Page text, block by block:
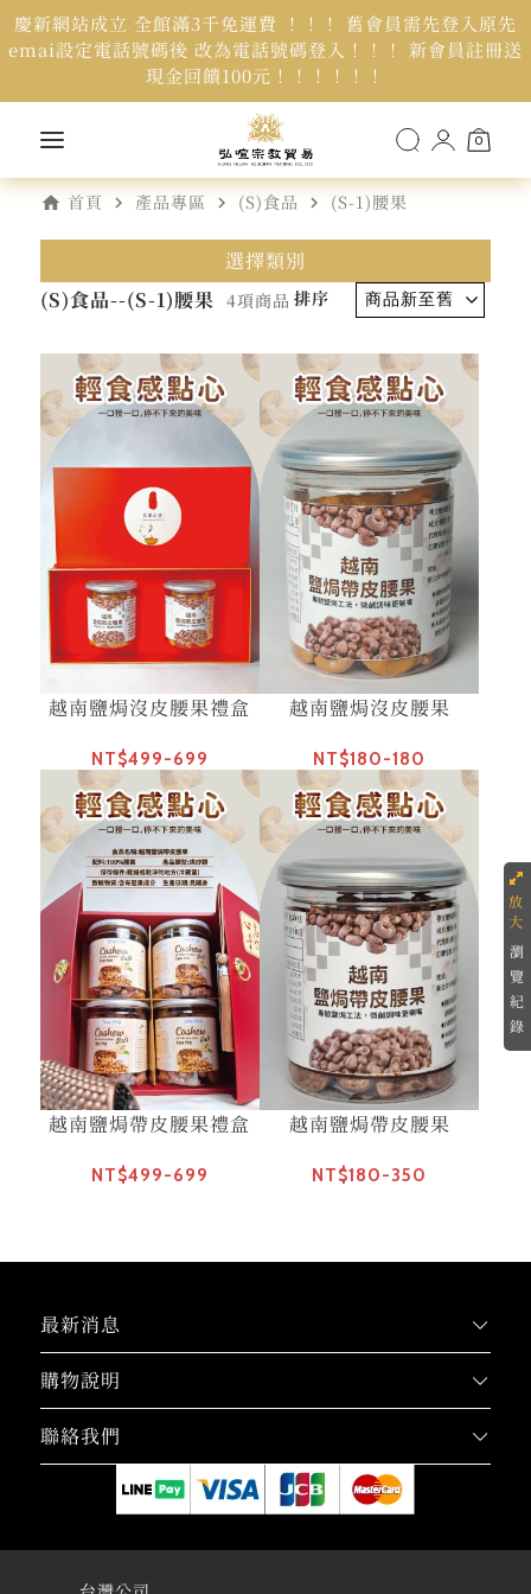
慶新網站成立 全館滿3千免運費 ！！！ 舊會員需先登入原先
emai設定電話號碼後 改為電話號碼登入！！！ 新會員註冊送
現金回饋100元！！！！！！
0
home 首頁 navigate_next 產品專區 navigate_next (S)食品 navigate_next (S-1)腰果
選擇類別
(S)食品--(S-1)腰果 4項商品 排序
越南鹽焗沒皮腰果禮盒
NT$499-699
越南鹽焗沒皮腰果
NT$180-180
越南鹽焗帶皮腰果禮盒
NT$499-699
越南鹽焗帶皮腰果
NT$180-350
瀏
覽
紀
錄
最新消息
購物說明
聯絡我們